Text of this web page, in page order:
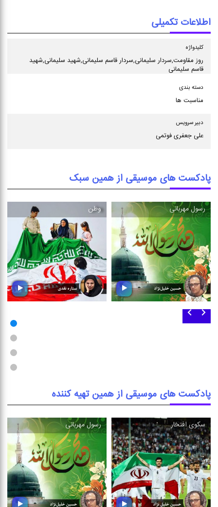
اطلاعات تکمیلی
كلیدواژه
روز مقاومت,سردار سلیمانی,سردار قاسم سلیمانی,شهید سلیمانی,شهید
قاسم سلیمانی
دسته بندی
مناسبت ها
دبیر سرویس
علی جعفری فوتمی
پادکست های موسیقی از همین سبک
رسول مهربانی وطن
پادکست های موسیقی از همین تهیه کننده
سكوی افتخار رسول مهربانی